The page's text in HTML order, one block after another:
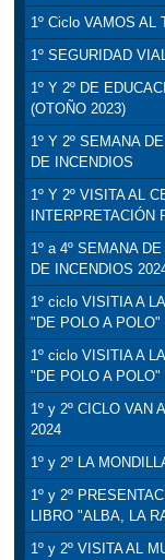
1º Ciclo VAMOS AL
1º SEGURIDAD
1º Y 2º DE
(OTOÑO 2023)
1º Y 2º SEMANA
DE INCENDIOS
1º Y 2º VISITA AL
INTERPRETACIÓN
1º a 4º SEMANA
DE INCENDIOS
1º ciclo VISITIA A
"DE POLO A POLO"
1º ciclo VISITIA A
"DE POLO A POLO"
1º y 2º CICLO VAN
2024
1º y 2º LA
1º y 2º
LIBRO "ALBA, LA
1º y 2º VISITA AL